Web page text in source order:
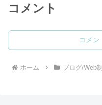
コメント
コメン
ホーム ブログ/Web